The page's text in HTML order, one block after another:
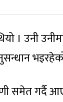
। उनी
समेत गर्दै